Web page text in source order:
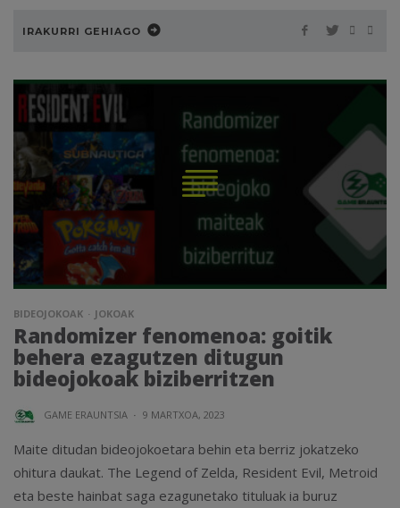
IRAKURRI GEHIAGO
BIDEOJOKOAK JOKOAK
Randomizer fenomenoa: goitik
behera ezagutzen ditugun
bideojokoak biziberritzen
GAME ERAUNTSIA · 9 MARTXOA, 2023
Maite ditudan bideojokoetara behin eta berriz jokatzeko
ohitura daukat. The Legend of Zelda, Resident Evil, Metroid
eta beste hainbat saga ezagunetako tituluak ia buruz